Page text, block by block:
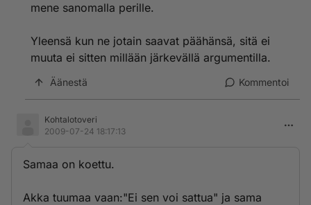
mene sanomalla perille.
Yleensä kun ne jotain saavat päähänsä, sitä ei
muuta ei sitten millään järkevällä argumentilla.
Äänestä Kommentoi
Kohtalotoveri
2009-07-24 18:17:13
Samaa on koettu.
Akka tuumaa vaan:"Ei sen voi sattua" ja sama